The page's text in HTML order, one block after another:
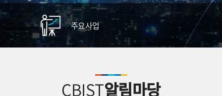
주요사업
CBIST알림마당